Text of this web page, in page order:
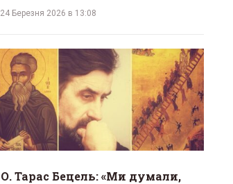
24 Березня 2026 в 13:08
О. Тарас Бецель: «Ми думали,